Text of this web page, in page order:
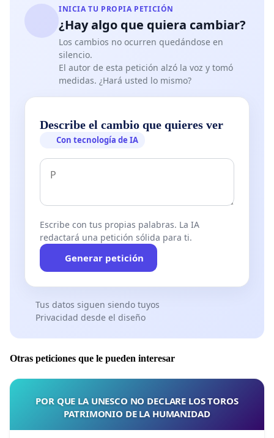
INICIA TU PROPIA PETICIÓN
¿Hay algo que quiera cambiar?
Los cambios no ocurren quedándose en
silencio.
El autor de esta petición alzó la voz y tomó
medidas. ¿Hará usted lo mismo?
Describe el cambio que quieres ver
Con tecnología de IA
Escribe con tus propias palabras. La IA
redactará una petición sólida para ti.
Generar petición
Tus datos siguen siendo tuyos
Privacidad desde el diseño
Otras peticiones que le pueden interesar
POR QUE LA UNESCO NO DECLARE LOS TOROS
PATRIMONIO DE LA HUMANIDAD